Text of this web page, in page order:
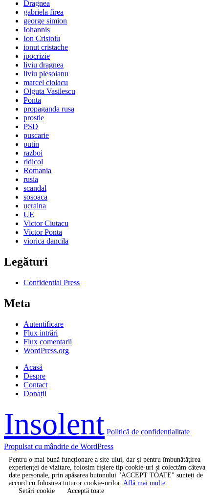
Dragnea
gabriela firea
george simion
Iohannis
Ion Cristoiu
ionut cristache
ipocrizie
liviu dragnea
liviu plesoianu
marcel ciolacu
Olguta Vasilescu
Ponta
propaganda rusa
prostie
PSD
puscarie
putin
razboi
ridicol
Romania
rusia
scandal
sosoaca
ucraina
UE
Victor Ciutacu
Victor Ponta
viorica dancila
Legături
Confidential Press
Meta
Autentificare
Flux intrări
Flux comentarii
WordPress.org
Acasă
Despre
Contact
Donații
Insolent Politică de confidențialitate
Propulsat cu mândrie de WordPress
Pentru o mai bună funcționare a site-ului, dar și pentru îmbunătățirea
experienței de vizitare, folosim fișiere tip cookie-uri și colectăm câteva
date personale, prin apăsarea butonului "ACCEPT TOATE" sunteți de
accord cu folosirea tuturor cookie-urilor. Află mai multe
Setări cookie
Acceptă toate